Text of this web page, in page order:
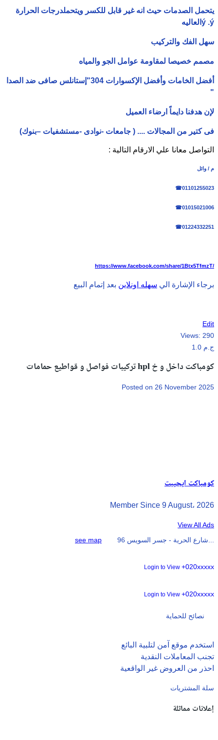
يتحمل الصدمات حيث انه غير قابل للكسر ويتحملدرجات الحرارة
العاليه ý .ý
سهل الفك والتركيب
مصمم خصيصا لمقاومة عوامل الجو والمياه
أفضل الخامات وأفضل الإكسوارات 304"إستانلس صافى ضد الصدا
"
لإن هدفنا دايماً ارضاء العميل
فى كتير من المجالات .... ( جامعات -نوادى -مستشفيات –بنوك(
التواصل معانا علي الارقام التالية :
م / وائل
☎01101255023
☎01015021006
☎01224332251
https://www.facebook.com/share/1Btx5TfmzT/
برجاء الإشارة الي سهله اونلاين بعد إتمام البيع
Edit
Views: 290
1.0 ج.م
تركيبات فواصل و قواطيع حمامات hpl كومباكت داخل و خ
Posted on 26 November 2025
كومباكت ايجيبت
Member Since 9 August، 2026
View All Ads
see map
Login to View +020xxxxx
Login to View +020xxxxx
نصائح للحماية
استخدم موقع آمن لتلبية البائع
تجنب المعاملات النقدية
احذر من العروض غير الواقعية
سلة المشتريات
إعلانات مماثلة